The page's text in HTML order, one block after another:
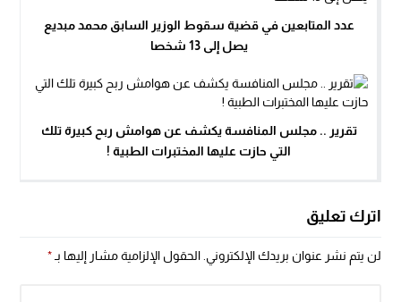
عدد المتابعين في قضية سقوط الوزير السابق محمد مبديع
يصل إلى 13 شخصا
تقرير .. مجلس المنافسة يكشف عن هوامش ربح كبيرة تلك
التي حازت عليها المختبرات الطبية !
اترك تعليق
لن يتم نشر عنوان بريدك الإلكتروني. الحقول الإلزامية مشار إليها بـ*